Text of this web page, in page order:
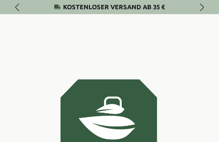
Zum Hauptinhalt springenKOSTENLOSER VERSAND AB 35 €